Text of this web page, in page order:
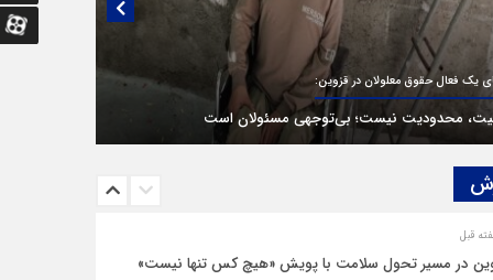
منتشر نشده با پروفسور اهرنجانی، صاحب نظریه سه‌ شاخگی
در مسیر تحول سلامت با پویش «هیچ‌ کس تنها نیست»